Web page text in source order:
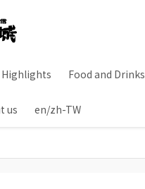
Highlights Food and Drinks
us en/zh-TW